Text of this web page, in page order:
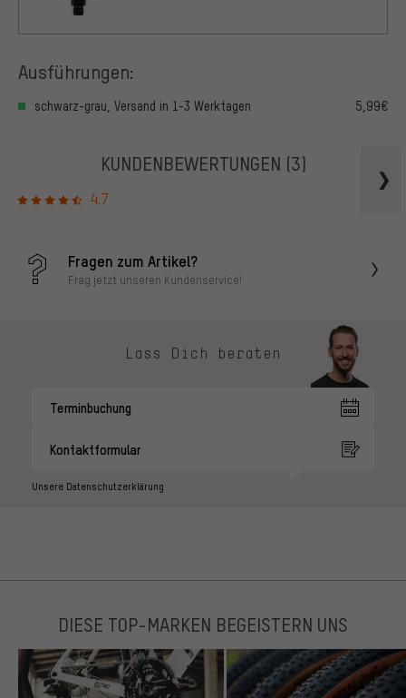
Ausführungen:
schwarz-grau, Versand in 1-3 Werktagen 5,99€
KUNDENBEWERTUNGEN (3)
4.7
Fragen zum Artikel?
Frag jetzt unseren Kundenservice!
Lass Dich beraten
Terminbuchung
Kontaktformular
Unsere Datenschutzerklärung
DIESE TOP-MARKEN BEGEISTERN UNS